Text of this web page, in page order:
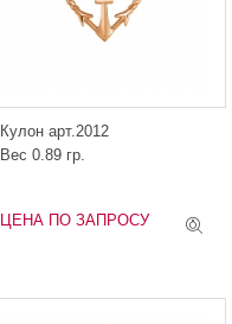
Кулон арт.2012
Вес 0.89 гр.
ЦЕНА ПО ЗАПРОСУ